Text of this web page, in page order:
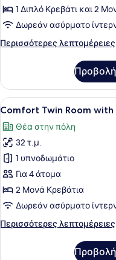
Double
Room
Two
View
1 Διπλό Κρεβάτι και 2
Δωρεάν ασύρματο
Περισσότερες λεπτομέρειες
Περισσότερες
Double
Room
with
Sofas,
Sea
View
Προβολή
Προβολή
όλων
των
φωτογραφιών
για
Comfort
Twin
Room
2
8
Comfort Twin Room
Θέα στην πόλη
32 τ.μ.
1 υπνοδωμάτιο
Για 4 άτομα
2 Μονά Κρεβάτια
Δωρεάν ασύρματο
Περισσότερες λεπτομέρειες
Περισσότερες
Προβολή